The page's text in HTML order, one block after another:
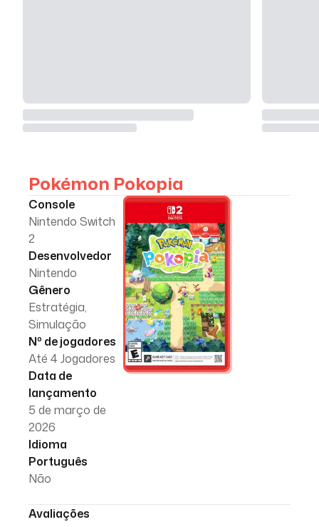
Pokémon Pokopia
Console
Nintendo Switch
2
Desenvolvedor
Nintendo
Gênero
Estratégia,
Simulação
Nº de jogadores
Até 4 Jogadores
Data de
lançamento
5 de março de
2026
Idioma
Português
Não
Avaliações